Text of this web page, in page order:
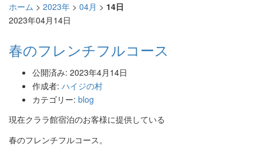
ホーム > 2023年 > 04月 > 14日
2023年04月14日
春のフレンチフルコース
公開済み: 2023年4月14日
作成者: ハイジの村
カテゴリー: blog
現在クララ館宿泊のお客様に提供している
春のフレンチフルコース。